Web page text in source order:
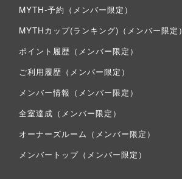
MYTH-予約（メンバー限定）
MYTHカップ(ランキング)（メンバー限定）
ポイント履歴（メンバー限定）
ご利用履歴（メンバー限定）
メンバー情報（メンバー限定）
全室達成（メンバー限定）
オーナーズルーム（メンバー限定）
メンバートップ（メンバー限定）